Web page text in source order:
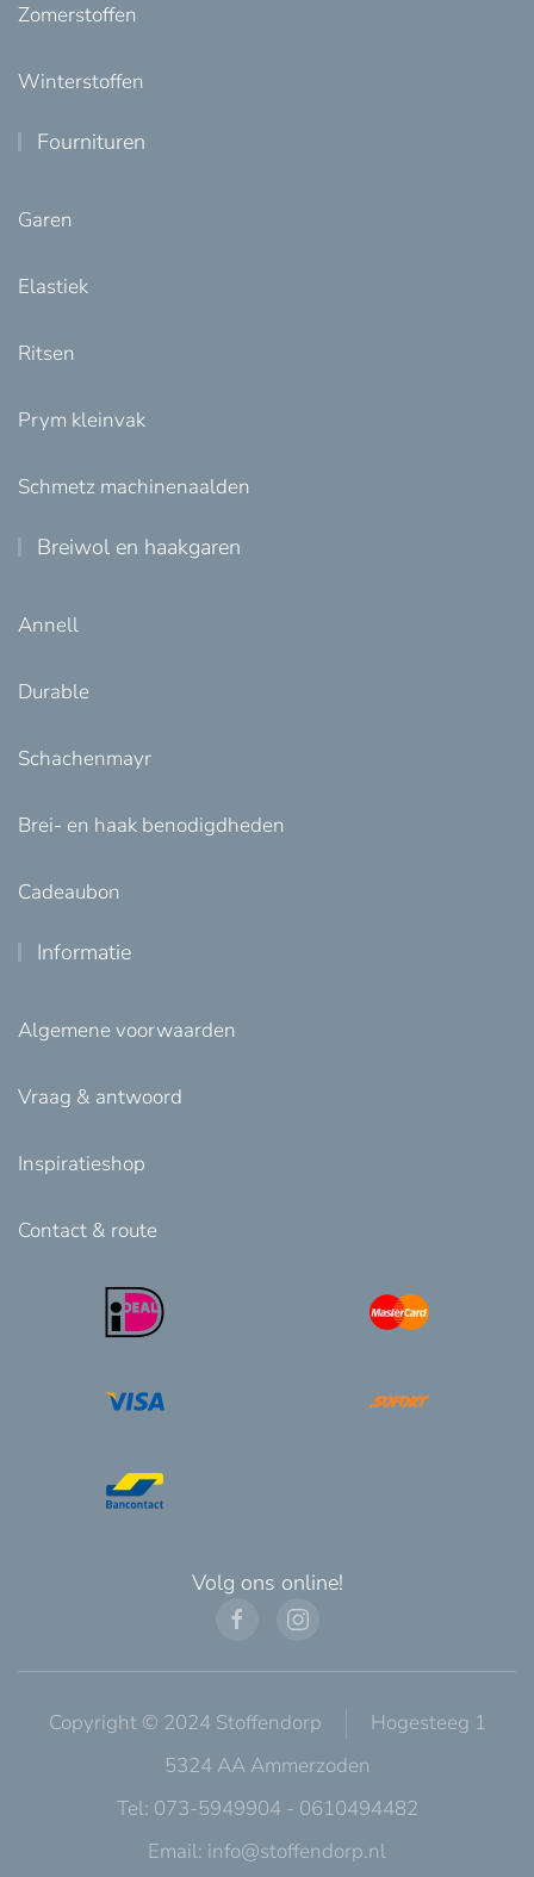
Zomerstoffen
Winterstoffen
Fournituren
Garen
Elastiek
Ritsen
Prym kleinvak
Schmetz machinenaalden
Breiwol en haakgaren
Annell
Durable
Schachenmayr
Brei- en haak benodigdheden
Cadeaubon
Informatie
Algemene voorwaarden
Vraag & antwoord
Inspiratieshop
Contact & route
Volg ons online!
Copyright © 2024 Stoffendorp
Hogesteeg 1
5324 AA Ammerzoden
Tel: 073-5949904 - 0610494482
Email: info@stoffendorp.nl